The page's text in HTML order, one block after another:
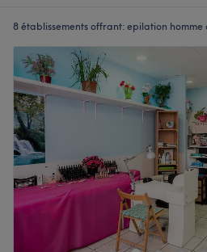
8 établissements offrant: epilation homme